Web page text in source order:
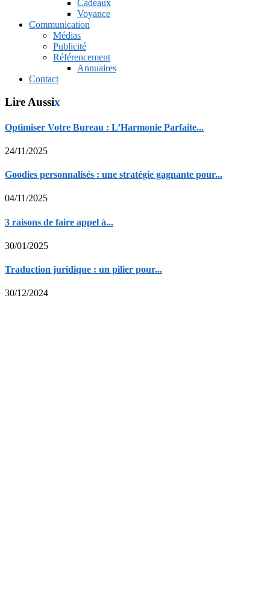
Cadeaux
Voyance
Communication
Médias
Publicité
Référencement
Annuaires
Contact
Lire Aussix
Optimiser Votre Bureau : L’Harmonie Parfaite...
24/11/2025
Goodies personnalisés : une stratégie gagnante pour...
04/11/2025
3 raisons de faire appel à...
30/01/2025
Traduction juridique : un pilier pour...
30/12/2024